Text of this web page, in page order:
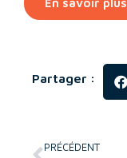
En savoir plus
Partager :
PRÉCÉDENT